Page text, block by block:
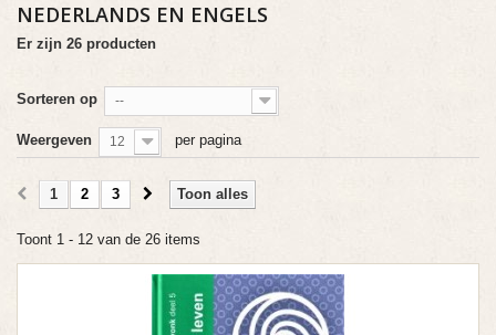
NEDERLANDS EN ENGELS
Er zijn 26 producten
Sorteren op --
Weergeven 12 per pagina
Toon alles
1 2 3
Toont 1 - 12 van de 26 items